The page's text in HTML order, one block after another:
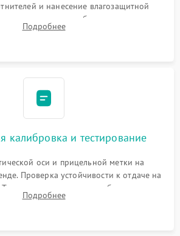
и нанесение влагозащитной
внутреннего объема прицела
предотвращения запотевания оптики
Подробнее
калибровка и тестирование
оси и прицельной метки на
Проверка устойчивости к отдаче на
качества изображения в
обнаружения и корректной работы всех
Подробнее